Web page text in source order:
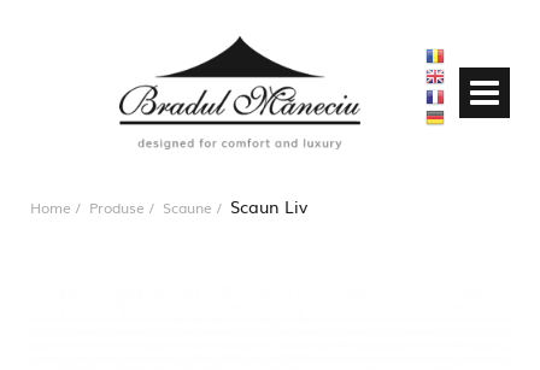
Home Produse Scaune Scaun Liv